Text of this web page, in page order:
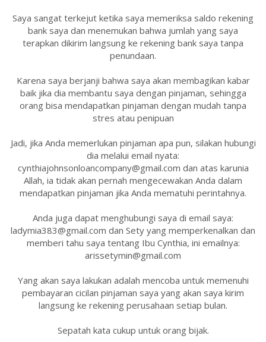
Saya sangat terkejut ketika saya memeriksa saldo rekening
bank saya dan menemukan bahwa jumlah yang saya
terapkan dikirim langsung ke rekening bank saya tanpa
penundaan.
Karena saya berjanji bahwa saya akan membagikan kabar
baik jika dia membantu saya dengan pinjaman, sehingga
orang bisa mendapatkan pinjaman dengan mudah tanpa
stres atau penipuan
Jadi, jika Anda memerlukan pinjaman apa pun, silakan hubungi
dia melalui email nyata:
cynthiajohnsonloancompany@gmail.com dan atas karunia
Allah, ia tidak akan pernah mengecewakan Anda dalam
mendapatkan pinjaman jika Anda mematuhi perintahnya.
Anda juga dapat menghubungi saya di email saya:
ladymia383@gmail.com dan Sety yang memperkenalkan dan
memberi tahu saya tentang Ibu Cynthia, ini emailnya:
arissetymin@gmail.com
Yang akan saya lakukan adalah mencoba untuk memenuhi
pembayaran cicilan pinjaman saya yang akan saya kirim
langsung ke rekening perusahaan setiap bulan.
Sepatah kata cukup untuk orang bijak.